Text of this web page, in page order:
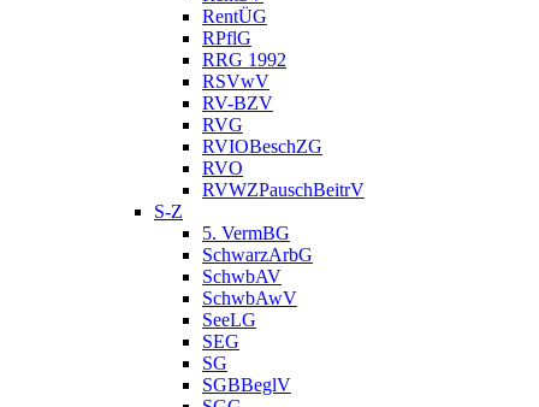
RentÜG
RPflG
RRG 1992
RSVwV
RV-BZV
RVG
RVIOBeschZG
RVO
RVWZPauschBeitrV
S-Z
5. VermBG
SchwarzArbG
SchwbAV
SchwbAwV
SeeLG
SEG
SG
SGBBeglV